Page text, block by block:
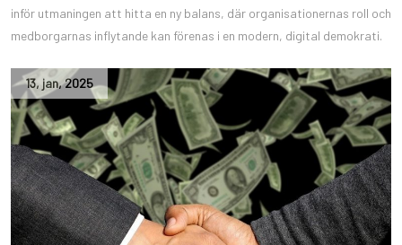
inför utmaningen att hitta en ny balans, där organisationernas roll och
medborgarnas inflytande kan förenas i en modern, digital demokrati.
13, jan,2025